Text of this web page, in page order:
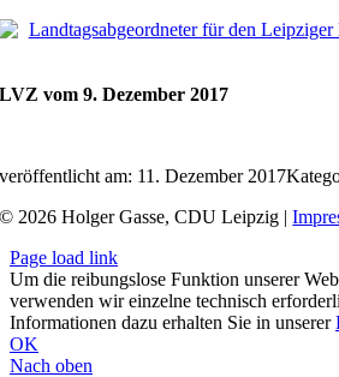
LVZ vom 9. Dezember 2017
veröffentlicht am: 11. Dezember 2017
© 2026 Holger Gasse, CDU Leipzig |
Page load link
Um die reibungslose Funktion unserer
verwenden wir einzelne technisch
Informationen dazu erhalten Sie in unserer
OK
Nach oben